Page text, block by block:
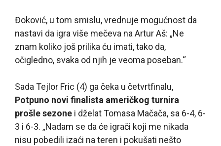
Đoković, u tom smislu, vrednuje mogućnost da
nastavi da igra više mečeva na Artur Aš: „Ne
znam koliko još prilika ću imati, tako da,
očigledno, svaka od njih je veoma poseban.“
Sada Tejlor Fric (4) ga čeka u četvrtfinalu,
Potpuno novi finalista američkog turnira
prošle sezone i dželat Tomasa Mačača, sa 6-4, 6-
3 i 6-3. „Nadam se da će igrači koji me nikada
nisu pobedili izaći na teren i pokušati nešto